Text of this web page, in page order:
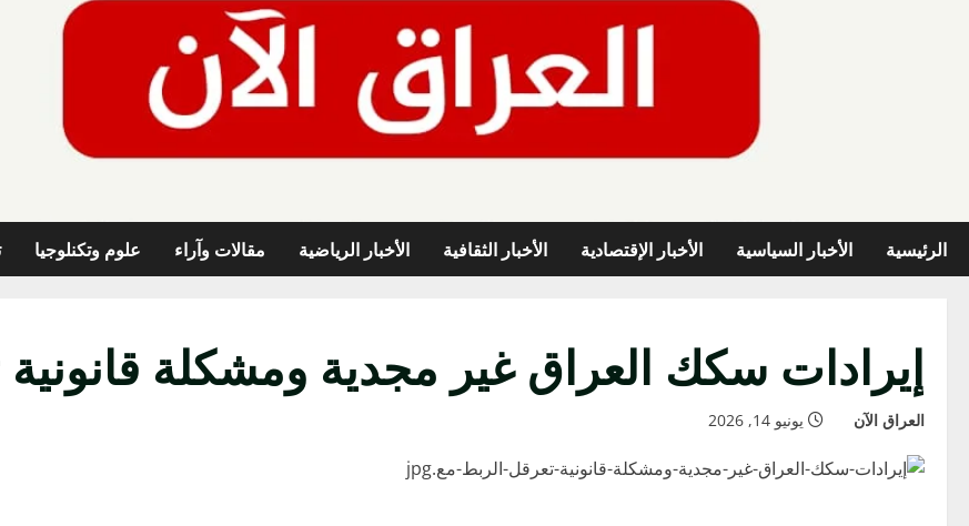
الرئيسية الأخبار السياسية الأخبار الإقتصادية الأخبار الثقافية الأخبار الرياضية مقالات وآراء علوم وتكنلوجيا
إيرادات سكك العراق غير مجدية ومشكلة قانونية
العراق الآن يونيو 14, 2026